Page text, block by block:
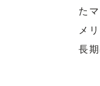
た
メ
長